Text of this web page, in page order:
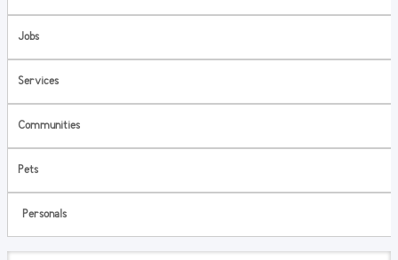
Jobs
Services
Communities
Pets
Personals